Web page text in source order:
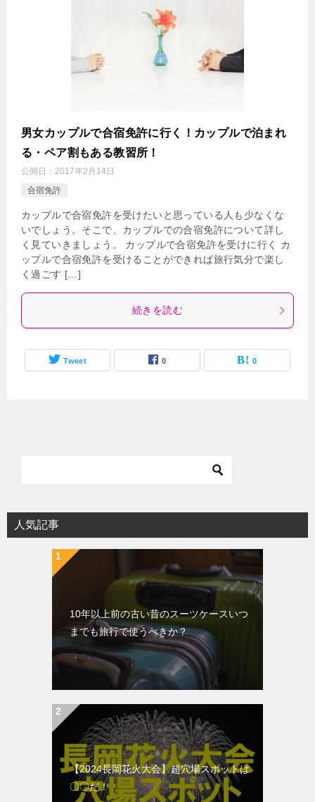
男女カップルで合宿免許に行く！カップルで泊まれ
る・ペア割もある教習所！
公開日： 2017年2月14日
合宿免許
カップルで合宿免許を受けたいと思っている人も少なくな
いでしょう。そこで、カップルでの合宿免許について詳し
く見ていきましょう。 カップルで合宿免許を受けに行く カ
ップルで合宿免許を受けることができれば旅行気分で楽し
く過ごす […]
続きを読む
Tweet 0 0
人気記事
10年以上前の古い昔のスーツケースいつ
までも旅行で使うべきか？
【2024長岡花火大会】超穴場スポットは
〇〇だ！